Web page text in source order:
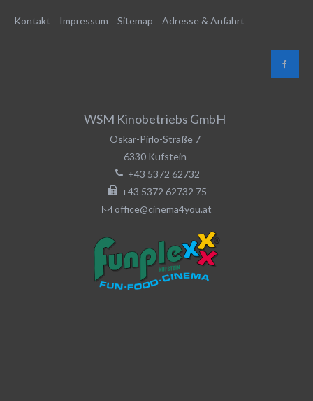
Kontakt Impressum Sitemap Adresse & Anfahrt
WSM Kinobetriebs GmbH
Oskar-Pirlo-Straße 7
6330 Kufstein
+43 5372 62732
+43 5372 62732 75
office@cinema4you.at